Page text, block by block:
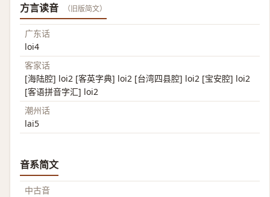
方言读音 （旧版简文）
广东话
loi4
客家话
[海陆腔] loi2 [客英字典] loi2 [台湾四县腔] loi2 [宝安腔] loi2
[客语拼音字汇] loi2
潮州话
lai5
音系简文
中古音